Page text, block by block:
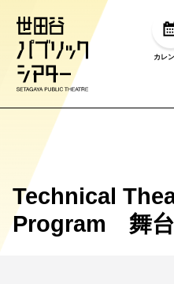
カレ
Technical
Program 舞台